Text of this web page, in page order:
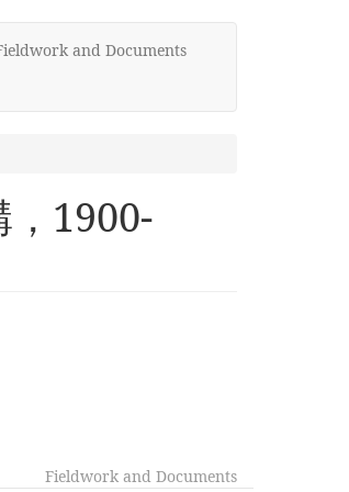
and Documents
1900-
Fieldwork and Documents